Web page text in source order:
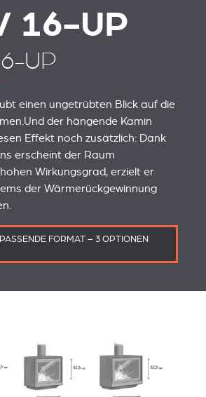
16-UP
UP
einen ungetrübten Blick auf die
der hängende Kamin
Effekt noch zusätzlich: Dank
erscheint der Raum
Wirkungsgrad, erzielt er
der Wärmerückgewinnung
FORMAT – 3 OPTIONEN